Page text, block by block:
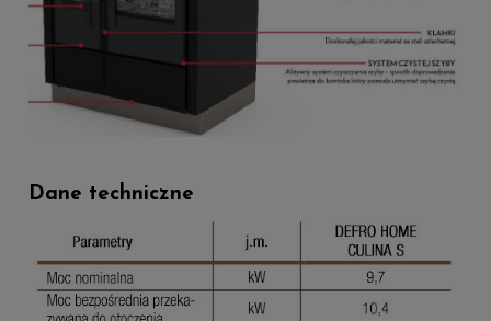
Dane techniczne